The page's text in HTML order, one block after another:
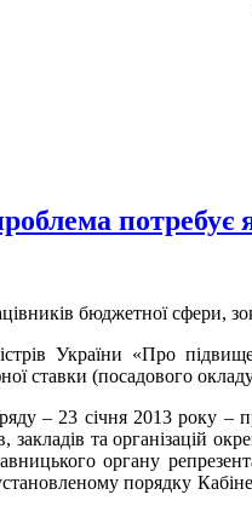
бюджетної сфери,
України «Про
ставки (посадового
– 23 січня 2013 року
закладів та організацій
органу
порядку